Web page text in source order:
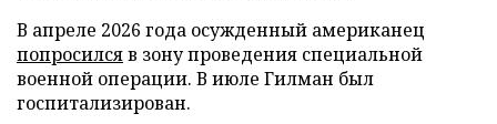
В апреле 2026 года осужденный американец
попросилсяв зону проведения специальной
военной операции. В июле Гилман был
госпитализирован.